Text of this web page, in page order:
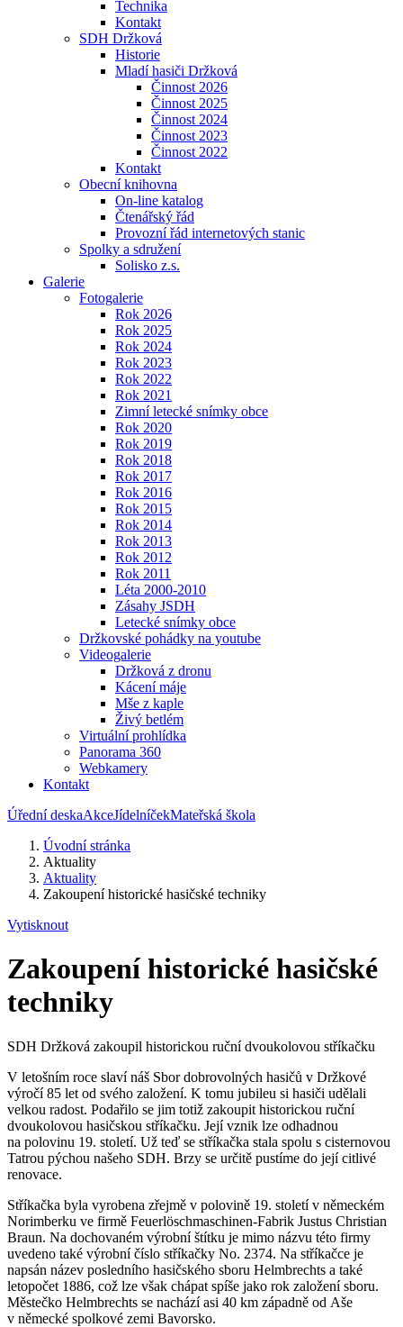
Technika
Kontakt
SDH Držková
Historie
Mladí hasiči Držková
Činnost 2026
Činnost 2025
Činnost 2024
Činnost 2023
Činnost 2022
Kontakt
Obecní knihovna
On-line katalog
Čtenářský řád
Provozní řád internetových stanic
Spolky a sdružení
Solisko z.s.
Galerie
Fotogalerie
Rok 2026
Rok 2025
Rok 2024
Rok 2023
Rok 2022
Rok 2021
Zimní letecké snímky obce
Rok 2020
Rok 2019
Rok 2018
Rok 2017
Rok 2016
Rok 2015
Rok 2014
Rok 2013
Rok 2012
Rok 2011
Léta 2000-2010
Zásahy JSDH
Letecké snímky obce
Držkovské pohádky na youtube
Videogalerie
Držková z dronu
Kácení máje
Mše z kaple
Živý betlém
Virtuální prohlídka
Panorama 360
Webkamery
Kontakt
Úřední deskaAkceJídelníčekMateřská škola
Úvodní stránka
Aktuality
Aktuality
Zakoupení historické hasičské techniky
Vytisknout
Zakoupení historické hasičské
techniky
SDH Držková zakoupil historickou ruční dvoukolovou stříkačku
V letošním roce slaví náš Sbor dobrovolných hasičů v Držkové
výročí 85 let od svého založení. K tomu jubileu si hasiči udělali
velkou radost. Podařilo se jim totiž zakoupit historickou ruční
dvoukolovou hasičskou stříkačku. Její vznik lze odhadnou
na polovinu 19. století. Už teď se stříkačka stala spolu s cisternovou
Tatrou pýchou našeho SDH. Brzy se určitě pustíme do její citlivé
renovace.
Stříkačka byla vyrobena zřejmě v polovině 19. století v německém
Norimberku ve firmě Feuerlöschmaschinen-Fabrik Justus Christian
Braun. Na dochovaném výrobní štítku je mimo názvu této firmy
uvedeno také výrobní číslo stříkačky No. 2374. Na stříkačce je
napsán název posledního hasičského sboru Helmbrechts a také
letopočet 1886, což lze však chápat spíše jako rok založení sboru.
Městečko Helmbrechts se nachází asi 40 km západně od Aše
v německé spolkové zemi Bavorsko.